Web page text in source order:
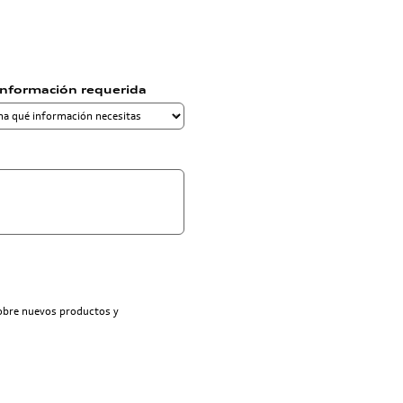
requerida
nuevos productos y